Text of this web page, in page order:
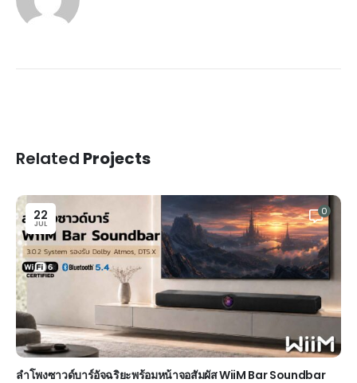
Related Projects
22
JUL
0
ลำโพงซาวด์บาร์อัจฉริยะพร้อมหน้าจอสัมผัส WiiM Bar Soundbar